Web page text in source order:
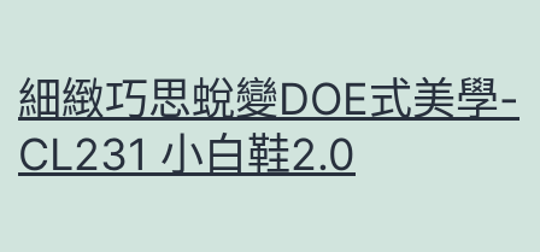
細緻巧思蛻變DOE式美學-
CL231 小白鞋2.0